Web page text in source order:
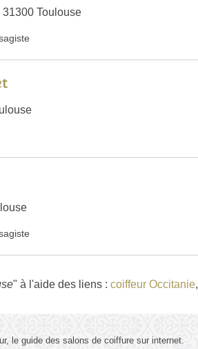
Toulouse
" à l'aide des liens : coiffeur Occitanie,
le guide des salons de coiffure sur internet.